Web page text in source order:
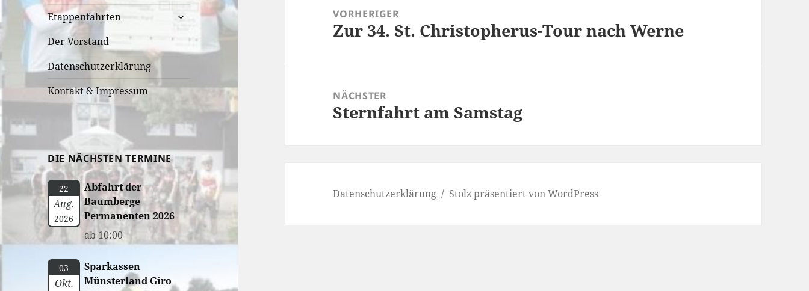
Etappenfahrten
untermenü
öffnen
Der Vorstand
Datenschutzerklärung
Kontakt & Impressum
DIE NÄCHSTEN TERMINE
22
Aug.
2026
Abfahrt der
Baumberge
Permanenten 2026
ab 10:00
03
Okt.
Sparkassen
Münsterland Giro
VORHERIGER
Vorheriger
Zur 34. St. Christopherus-Tour nach Werne
NÄCHSTER
Nächster
Sternfahrt am Samstag
Datenschutzerklärung Stolz präsentiert von WordPress